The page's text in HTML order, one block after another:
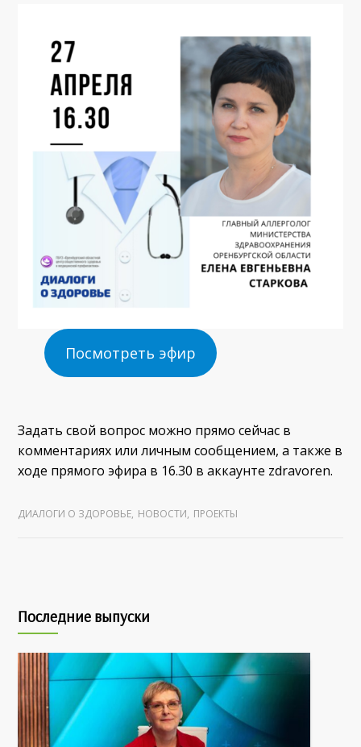
Посмотреть эфир
Задать свой вопрос можно прямо сейчас в
комментариях или личным сообщением, а также в
ходе прямого эфира в 16.30 в аккаунте zdravoren.
ДИАЛОГИ О ЗДОРОВЬЕ, НОВОСТИ, ПРОЕКТЫ
Последние выпуски